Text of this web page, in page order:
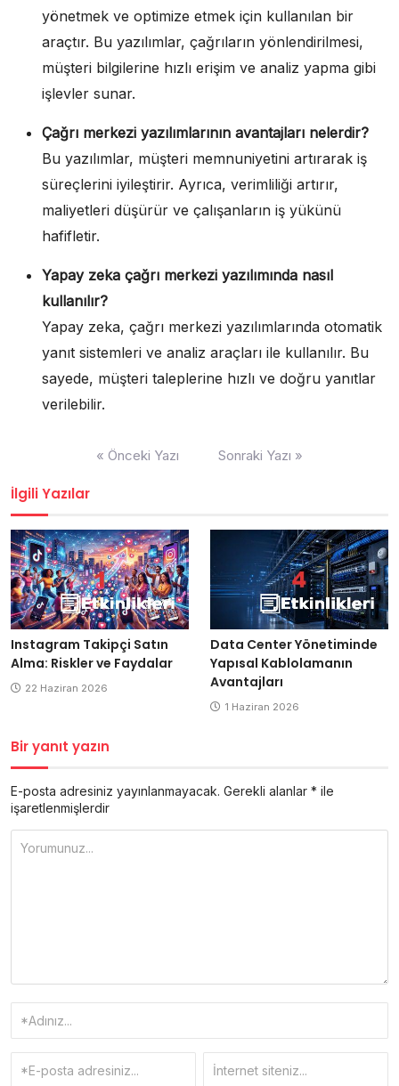
yönetmek ve optimize etmek için kullanılan bir
araçtır. Bu yazılımlar, çağrıların yönlendirilmesi,
müşteri bilgilerine hızlı erişim ve analiz yapma gibi
işlevler sunar.
Çağrı merkezi yazılımlarının avantajları nelerdir?
Bu yazılımlar, müşteri memnuniyetini artırarak iş
süreçlerini iyileştirir. Ayrıca, verimliliği artırır,
maliyetleri düşürür ve çalışanların iş yükünü
hafifletir.
Yapay zeka çağrı merkezi yazılımında nasıl
kullanılır?
Yapay zeka, çağrı merkezi yazılımlarında otomatik
yanıt sistemleri ve analiz araçları ile kullanılır. Bu
sayede, müşteri taleplerine hızlı ve doğru yanıtlar
verilebilir.
« Önceki Yazı Sonraki Yazı »
İlgili Yazılar
Instagram Takipçi Satın
Alma: Riskler ve Faydalar
22 Haziran 2026
Data Center Yönetiminde
Yapısal Kablolamanın
Avantajları
1 Haziran 2026
Bir yanıt yazın
E-posta adresiniz yayınlanmayacak. Gerekli alanlar * ile
işaretlenmişlerdir